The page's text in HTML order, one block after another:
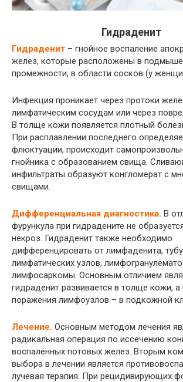
Гидраденит
Гидраденит – гнойное воспаление
желез, которые расположены в
промежности, в области сосков (у
Инфекция проникает через протоки
лимфатическим сосудам или через
В толще кожи появляется плотный
При расплавлении последнего
флюктуации, происходит
гнойника с образованием свища.
инфильтраты образуют конгломерат с
свищами.
Дифференциальная диагностика. В
фурункула при гидрадените не
некроз. Гидраденит также необходимо
дифференцировать от лимфаденита,
лимфатических узлов,
лимфосаркомы. Основным отличием
гидраденит развивается в толще кожи,
поражения лимфоузлов – в подкожной
Лечение. Основным методом лечения
радикальная операция по иссечению
воспалённых потовых желез. Вторым
выбора в лечении является
лучевая терапия. При рецидивирующих